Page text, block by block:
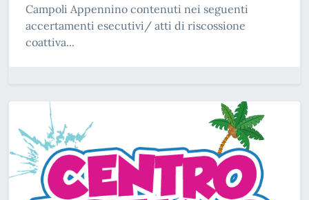
Campoli Appennino contenuti nei seguenti
accertamenti esecutivi/ atti di riscossione
coattiva...